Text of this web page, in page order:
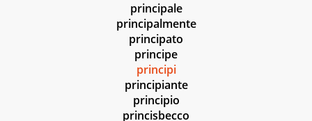
principale
principalmente
principato
principe
principi
principiante
principio
princisbecco